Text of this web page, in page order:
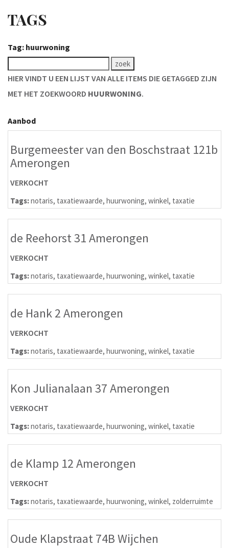
TAGS
Tag: huurwoning
HIER VINDT U EEN LIJST VAN ALLE ITEMS DIE GETAGGED ZIJN
MET HET ZOEKWOORD HUURWONING.
Aanbod
Burgemeester van den Boschstraat 121b
Amerongen
VERKOCHT
Tags:notaris, taxatiewaarde, huurwoning, winkel, taxatie
de Reehorst 31 Amerongen
VERKOCHT
Tags:notaris, taxatiewaarde, huurwoning, winkel, taxatie
de Hank 2 Amerongen
VERKOCHT
Tags:notaris, taxatiewaarde, huurwoning, winkel, taxatie
Kon Julianalaan 37 Amerongen
VERKOCHT
Tags:notaris, taxatiewaarde, huurwoning, winkel, taxatie
de Klamp 12 Amerongen
VERKOCHT
Tags:notaris, taxatiewaarde, huurwoning, winkel, zolderruimte
Oude Klapstraat 74B Wijchen